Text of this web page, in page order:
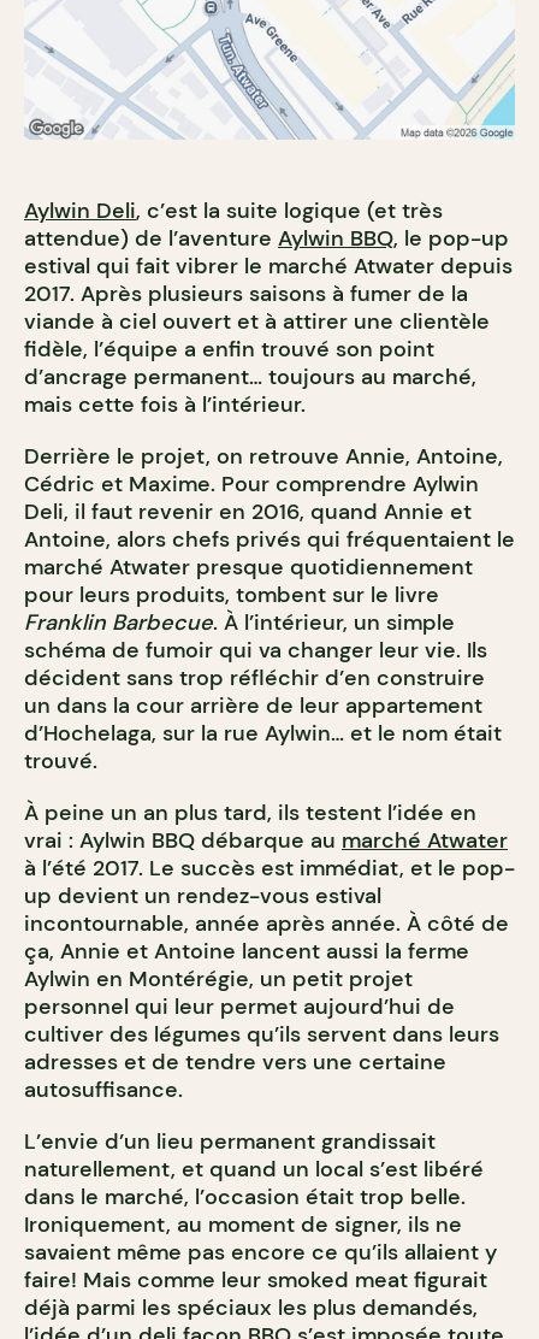
Aylwin Deli, c’est la suite logique (et très
attendue) de l’aventure Aylwin BBQ, le pop-up
estival qui fait vibrer le marché Atwater depuis
2017. Après plusieurs saisons à fumer de la
viande à ciel ouvert et à attirer une clientèle
fidèle, l’équipe a enfin trouvé son point
d’ancrage permanent… toujours au marché,
mais cette fois à l’intérieur.
Derrière le projet, on retrouve Annie, Antoine,
Cédric et Maxime. Pour comprendre Aylwin
Deli, il faut revenir en 2016, quand Annie et
Antoine, alors chefs privés qui fréquentaient le
marché Atwater presque quotidiennement
pour leurs produits, tombent sur le livre
Franklin Barbecue. À l’intérieur, un simple
schéma de fumoir qui va changer leur vie. Ils
décident sans trop réfléchir d’en construire
un dans la cour arrière de leur appartement
d’Hochelaga, sur la rue Aylwin… et le nom était
trouvé.
À peine un an plus tard, ils testent l’idée en
vrai : Aylwin BBQ débarque au marché Atwater
à l’été 2017. Le succès est immédiat, et le pop-
up devient un rendez-vous estival
incontournable, année après année. À côté de
ça, Annie et Antoine lancent aussi la ferme
Aylwin en Montérégie, un petit projet
personnel qui leur permet aujourd’hui de
cultiver des légumes qu’ils servent dans leurs
adresses et de tendre vers une certaine
autosuffisance.
L’envie d’un lieu permanent grandissait
naturellement, et quand un local s’est libéré
dans le marché, l’occasion était trop belle.
Ironiquement, au moment de signer, ils ne
savaient même pas encore ce qu’ils allaient y
faire! Mais comme leur smoked meat figurait
déjà parmi les spéciaux les plus demandés,